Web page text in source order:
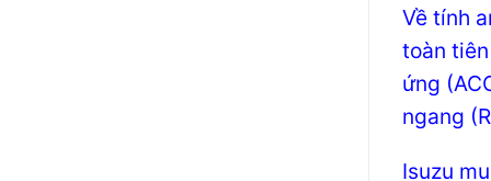
Về tính
toàn
ứng
ngang
Isuzu